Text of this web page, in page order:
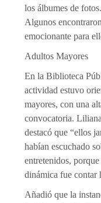
los álbumes de fotos.
Algunos
emocionante para
Adultos Mayores
En la Biblioteca
actividad estuvo
mayores, con una
convocatoria.
destacó que “ellos
habían escuchado
entretenidos,
dinámica fue contar
Añadió que la